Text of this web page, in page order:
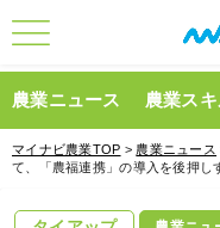
農業ニュース 農業ス
マイナビ農業TOP > 農業ニュース
て、「農福連携」の導入を後押し